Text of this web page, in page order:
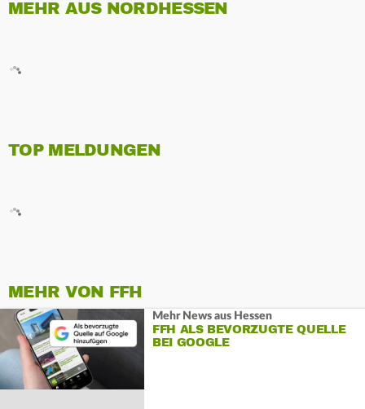
MEHR AUS NORDHESSEN
TOP MELDUNGEN
MEHR VON FFH
Mehr News aus Hessen
FFH ALS BEVORZUGTE QUELLE
BEI GOOGLE